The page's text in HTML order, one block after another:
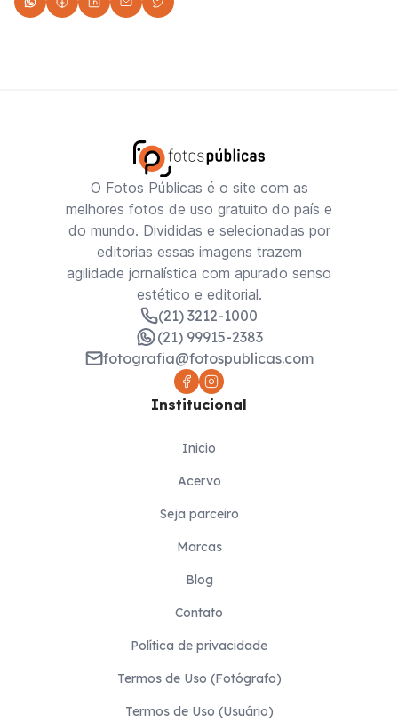
O Fotos Públicas é o site com as
melhores fotos de uso gratuito do país e
do mundo. Divididas e selecionadas por
editorias essas imagens trazem
agilidade jornalística com apurado senso
estético e editorial.
(21) 3212-1000
(21) 99915-2383
fotografia@fotospublicas.com
Institucional
Inicio
Acervo
Seja parceiro
Marcas
Blog
Contato
Política de privacidade
Termos de Uso (Fotógrafo)
Termos de Uso (Usuário)